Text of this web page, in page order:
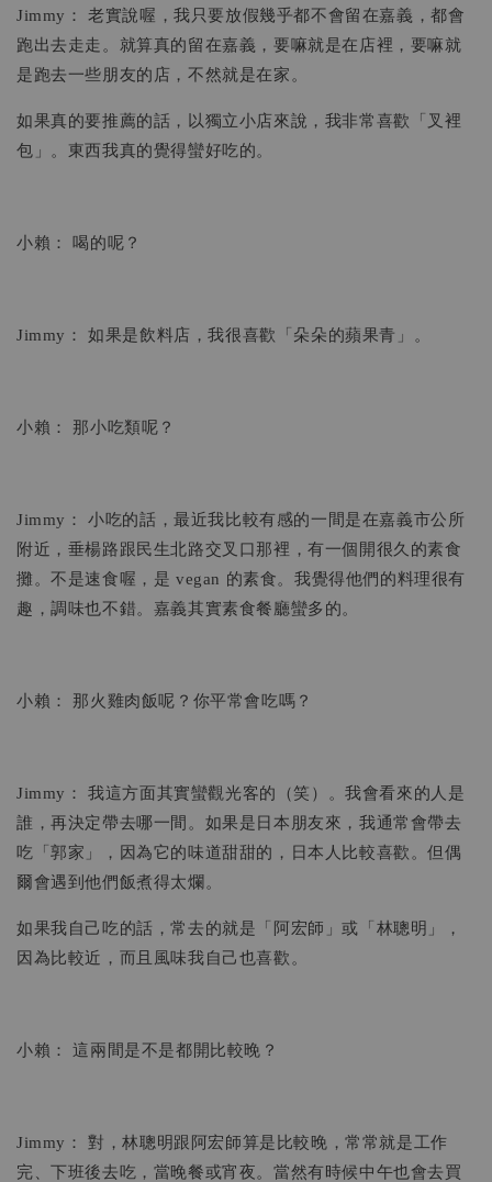
Jimmy： 老實說喔，我只要放假幾乎都不會留在嘉義，都會
跑出去走走。就算真的留在嘉義，要嘛就是在店裡，要嘛就
是跑去一些朋友的店，不然就是在家。
如果真的要推薦的話，以獨立小店來說，我非常喜歡「叉裡
包」。東西我真的覺得蠻好吃的。
小賴： 喝的呢？
Jimmy： 如果是飲料店，我很喜歡「朵朵的蘋果青」。
小賴： 那小吃類呢？
Jimmy： 小吃的話，最近我比較有感的一間是在嘉義市公所
附近，垂楊路跟民生北路交叉口那裡，有一個開很久的素食
攤。不是速食喔，是 vegan 的素食。我覺得他們的料理很有
趣，調味也不錯。嘉義其實素食餐廳蠻多的。
小賴： 那火雞肉飯呢？你平常會吃嗎？
Jimmy： 我這方面其實蠻觀光客的（笑）。我會看來的人是
誰，再決定帶去哪一間。如果是日本朋友來，我通常會帶去
吃「郭家」，因為它的味道甜甜的，日本人比較喜歡。但偶
爾會遇到他們飯煮得太爛。
如果我自己吃的話，常去的就是「阿宏師」或「林聰明」，
因為比較近，而且風味我自己也喜歡。
小賴： 這兩間是不是都開比較晚？
Jimmy： 對，林聰明跟阿宏師算是比較晚，常常就是工作
完、下班後去吃，當晚餐或宵夜。當然有時候中午也會去買